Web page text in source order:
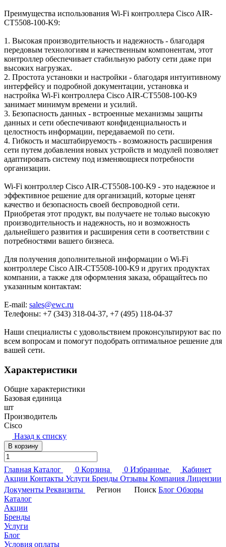
Преимущества использования Wi-Fi контроллера Cisco AIR-
CT5508-100-K9:
1. Высокая производительность и надежность - благодаря
передовым технологиям и качественным компонентам, этот
контроллер обеспечивает стабильную работу сети даже при
высоких нагрузках.
2. Простота установки и настройки - благодаря интуитивному
интерфейсу и подробной документации, установка и
настройка Wi-Fi контроллера Cisco AIR-CT5508-100-K9
занимает минимум времени и усилий.
3. Безопасность данных - встроенные механизмы защиты
данных и сети обеспечивают конфиденциальность и
целостность информации, передаваемой по сети.
4. Гибкость и масштабируемость - возможность расширения
сети путем добавления новых устройств и модулей позволяет
адаптировать систему под изменяющиеся потребности
организации.
Wi-Fi контроллер Cisco AIR-CT5508-100-K9 - это надежное и
эффективное решение для организаций, которые ценят
качество и безопасность своей беспроводной сети.
Приобретая этот продукт, вы получаете не только высокую
производительность и надежность, но и возможность
дальнейшего развития и расширения сети в соответствии с
потребностями вашего бизнеса.
Для получения дополнительной информации о Wi-Fi
контроллере Cisco AIR-CT5508-100-K9 и других продуктах
компании, а также для оформления заказа, обращайтесь по
указанным контактам:
E-mail: sales@ewc.ru
Телефоны: +7 (343) 318-04-37, +7 (495) 118-04-37
Наши специалисты с удовольствием проконсультируют вас по
всем вопросам и помогут подобрать оптимальное решение для
вашей сети.
Характеристики
Общие характеристики
Базовая единица
шт
Производитель
Cisco
Назад к списку
В корзину
Главная Каталог 0 Корзина 0 Избранные
Кабинет
Акции Контакты Услуги Бренды Отзывы Компания Лицензии
Документы Реквизиты Регион Поиск Блог Обзоры
Каталог
Акции
Бренды
Услуги
Блог
Условия оплаты